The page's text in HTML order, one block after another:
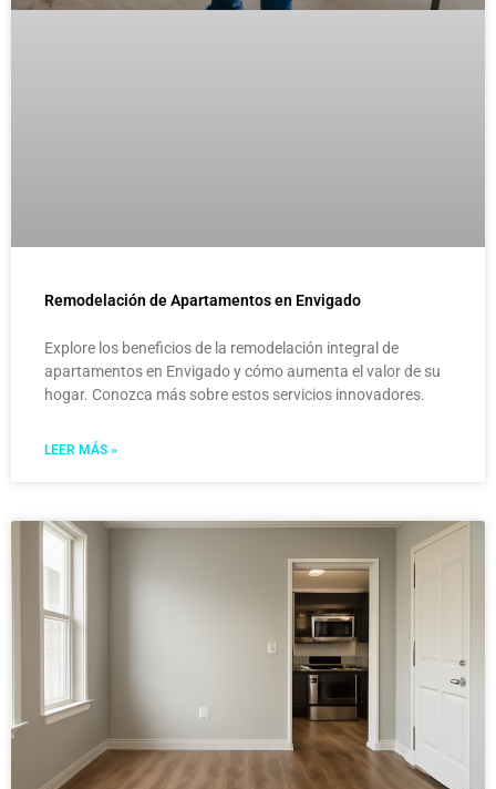
Remodelación de Apartamentos en Envigado
Explore los beneficios de la remodelación integral de
apartamentos en Envigado y cómo aumenta el valor de su
hogar. Conozca más sobre estos servicios innovadores.
LEER MÁS »